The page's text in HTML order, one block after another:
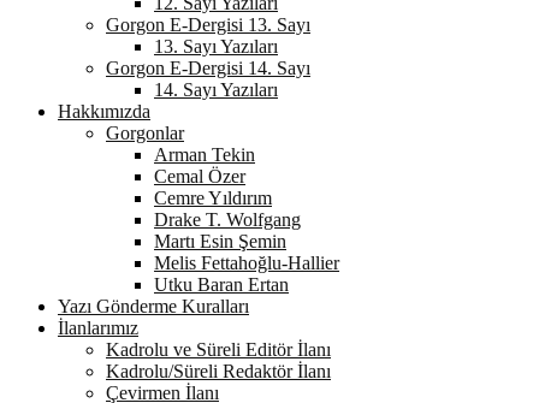
Gorgon E-Dergisi 13. Sayı
13. Sayı Yazıları
Gorgon E-Dergisi 14. Sayı
14. Sayı Yazıları
Hakkımızda
Gorgonlar
Arman Tekin
Cemal Özer
Cemre Yıldırım
Drake T. Wolfgang
Martı Esin Şemin
Melis Fettahoğlu-Hallier
Utku Baran Ertan
Yazı Gönderme Kuralları
İlanlarımız
Kadrolu ve Süreli Editör İlanı
Kadrolu/Süreli Redaktör İlanı
Çevirmen İlanı